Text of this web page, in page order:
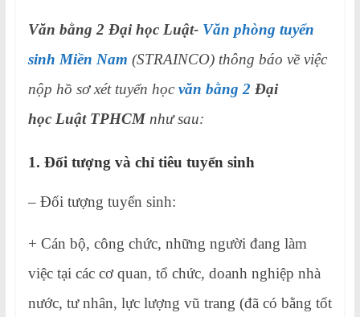
Văn bằng 2 Đại học Luật- Văn phòng tuyển
sinh Miền Nam (STRAINCO) thông báo về việc
nộp hồ sơ xét tuyển học văn bằng 2 Đại
học Luật TPHCMnhư sau:
1. Đối tượng và chỉ tiêu tuyển sinh
– Đối tượng tuyển sinh:
+ Cán bộ, công chức, những người đang làm
việc tại các cơ quan, tổ chức, doanh nghiệp nhà
nước, tư nhân, lực lượng vũ trang (đã có bằng tốt